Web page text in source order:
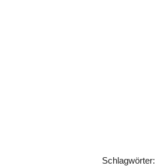
Schlagwörter: